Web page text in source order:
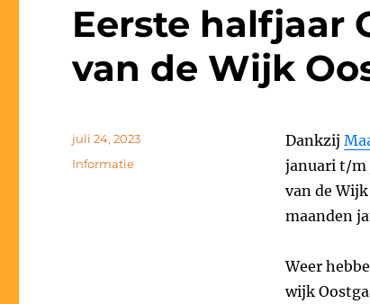
Eerste halfjaar
van de Wijk
Dankzij
januari t/m
van de
maanden
Weer
wijk
Geplaatst
op
juli 24, 2023
Categorieën
Informatie